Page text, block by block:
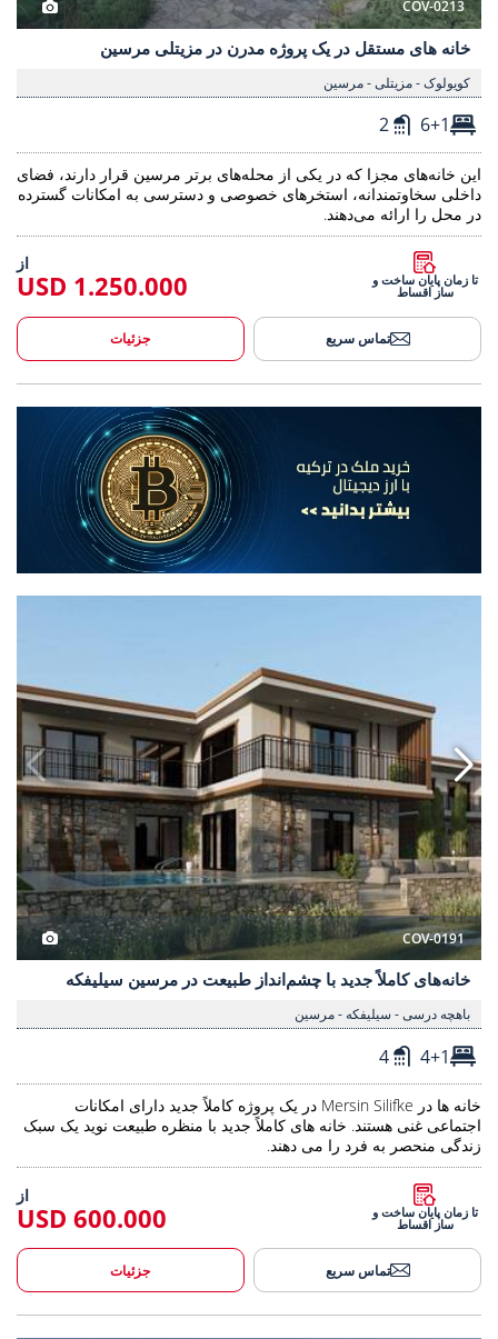
COV-0213
خانه های مستقل در یک پروژه مدرن در مزیتلی مرسین
کویولوک - مزیتلی - مرسین
6+1
2
این خانه‌های مجزا که در یکی از محله‌های برتر مرسین قرار دارند، فضای
داخلی سخاوتمندانه، استخرهای خصوصی و دسترسی به امکانات گسترده
در محل را ارائه می‌دهند.
تا زمان پایان ساخت و
ساز اقساط
از
1.250.000 USD
تماس سریع جزئیات
COV-0191
خانه‌های کاملاً جدید با چشم‌انداز طبیعت در مرسین سیلیفکه
باهچه درسی - سیلیفکه - مرسین
4+1
4
خانه ها در Mersin Silifke در یک پروژه کاملاً جدید دارای امکانات
اجتماعی غنی هستند. خانه های کاملاً جدید با منظره طبیعت نوید یک سبک
زندگی منحصر به فرد را می دهند.
تا زمان پایان ساخت و
ساز اقساط
از
600.000 USD
تماس سریع جزئیات